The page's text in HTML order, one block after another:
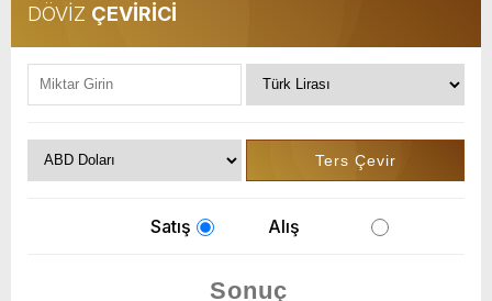
DÖVİZ ÇEVİRİCİ
Satış Alış